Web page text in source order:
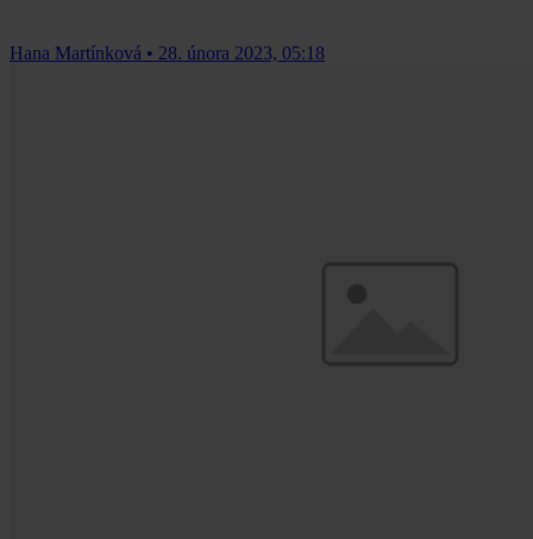
Hana Martínková • 28. února 2023, 05:18